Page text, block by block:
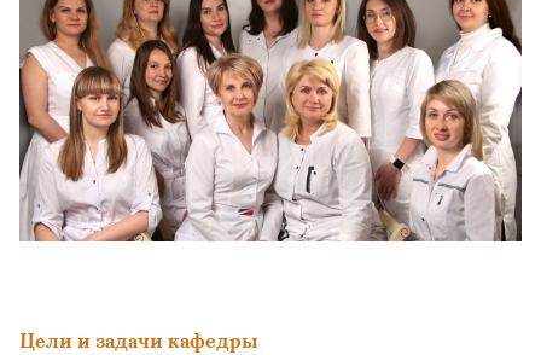
Цели и задачи кафедры